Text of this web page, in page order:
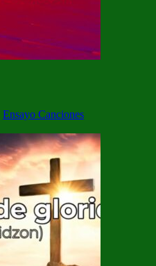
Ensayo Canciones